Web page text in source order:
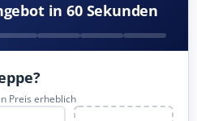
in 60 Sekunden
Preis erheblich